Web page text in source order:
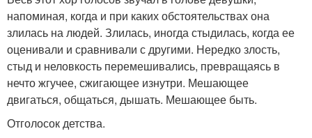
напоминая, когда и при каких обстоятельствах она
злилась на людей. Злилась, иногда стыдилась, когда ее
оценивали и сравнивали с другими. Нередко злость,
стыд и неловкость перемешивались, превращаясь в
нечто жгучее, сжигающее изнутри. Мешающее
двигаться, общаться, дышать. Мешающее быть.
Отголосок детства.